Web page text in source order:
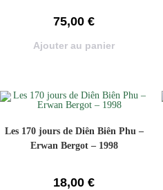
75,00 €
Ajouter au panier
Les 170 jours de Diên Biên Phu –
Erwan Bergot – 1998
18,00 €